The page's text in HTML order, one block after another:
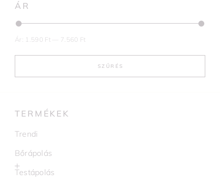
ÁR
SZŰRÉS
Ár: 1.590 Ft 7.560 Ft
TERMÉKEK
Trendi
Bőrápolás
Testápolás